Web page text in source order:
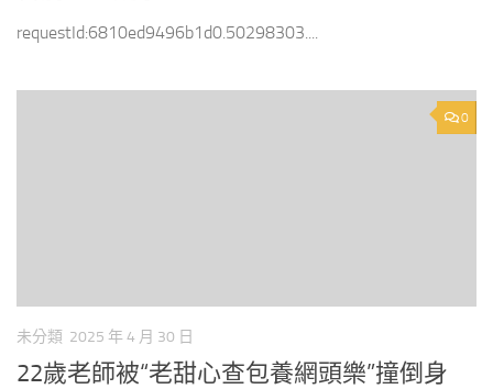
requestId:6810ed9496b1d0.50298303....
0
未分類 2025 年 4 月 30 日
22歲老師被“老甜心查包養網頭樂”撞倒身